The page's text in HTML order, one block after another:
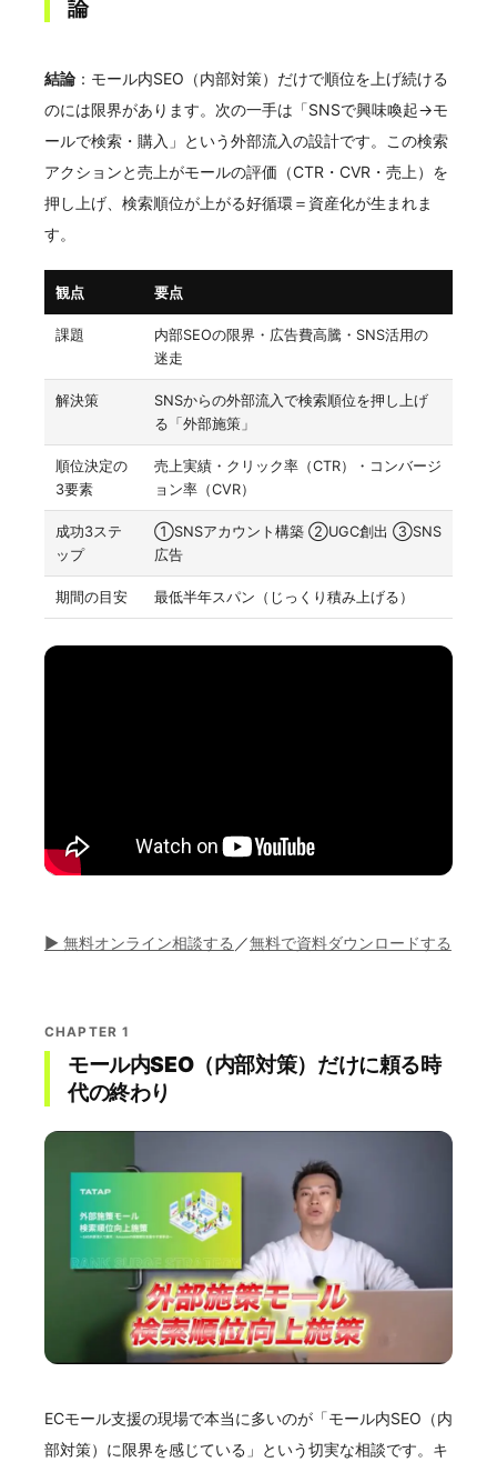
論
結論：モール内SEO（内部対策）だけで順位を上げ続ける
のには限界があります。次の一手は「SNSで興味喚起→モ
ールで検索・購入」という外部流入の設計です。この検索
アクションと売上がモールの評価（CTR・CVR・売上）を
押し上げ、検索順位が上がる好循環＝資産化が生まれま
す。
観点 要点
課題
内部SEOの限界・広告費高騰・SNS活用の
迷走
解決策
SNSからの外部流入で検索順位を押し上げ
る「外部施策」
順位決定の
3要素
売上実績・クリック率（CTR）・コンバージ
ョン率（CVR）
成功3ステ
ップ
①SNSアカウント構築 ②UGC創出 ③SNS
広告
期間の目安 最低半年スパン（じっくり積み上げる）
▶ 無料オンライン相談する ／無料で資料ダウンロードする
CHAPTER 1
モール内SEO（内部対策）だけに頼る時
代の終わり
ECモール支援の現場で本当に多いのが「モール内SEO（内
部対策）に限界を感じている」という切実な相談です。キ